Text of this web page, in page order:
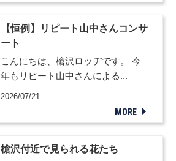
【恒例】リピート山中さんコンサ
ート
こんにちは、槍沢ロッヂです。 今
年もリピート山中さんによる...
2026/07/21
MORE
槍沢付近で見られる花たち